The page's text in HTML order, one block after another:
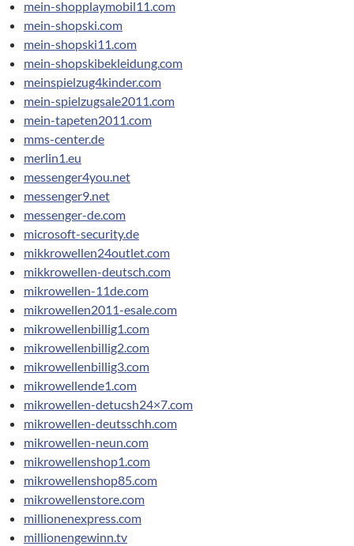
mein-shopplaymobil11.com
mein-shopski.com
mein-shopski11.com
mein-shopskibekleidung.com
meinspielzug4kinder.com
mein-spielzugsale2011.com
mein-tapeten2011.com
mms-center.de
merlin1.eu
messenger4you.net
messenger9.net
messenger-de.com
microsoft-security.de
mikkrowellen24outlet.com
mikkrowellen-deutsch.com
mikrowellen-11de.com
mikrowellen2011-esale.com
mikrowellenbillig1.com
mikrowellenbillig2.com
mikrowellenbillig3.com
mikrowellende1.com
mikrowellen-detucsh24×7.com
mikrowellen-deutsschh.com
mikrowellen-neun.com
mikrowellenshop1.com
mikrowellenshop85.com
mikrowellenstore.com
millionenexpress.com
millionengewinn.tv